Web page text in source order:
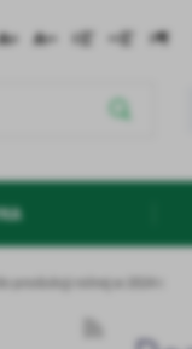
rolnej w 2024 r.